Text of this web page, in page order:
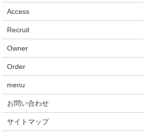
Access
Recruit
Owner
Order
menu
お問い合わせ
サイトマップ